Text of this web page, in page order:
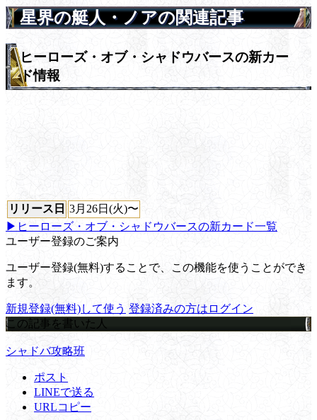
星界の艇人・ノアの関連記事
ヒーローズ・オブ・シャドウバースの新カー
ド情報
リリース日 3月26日(火)〜
▶ヒーローズ・オブ・シャドウバースの新カード一覧
ユーザー登録のご案内
ユーザー登録(無料)することで、この機能を使うことができ
ます。
新規登録(無料)して使う 登録済みの方はログイン
この記事を書いた人
シャドバ攻略班
ポスト
LINEで送る
URLコピー